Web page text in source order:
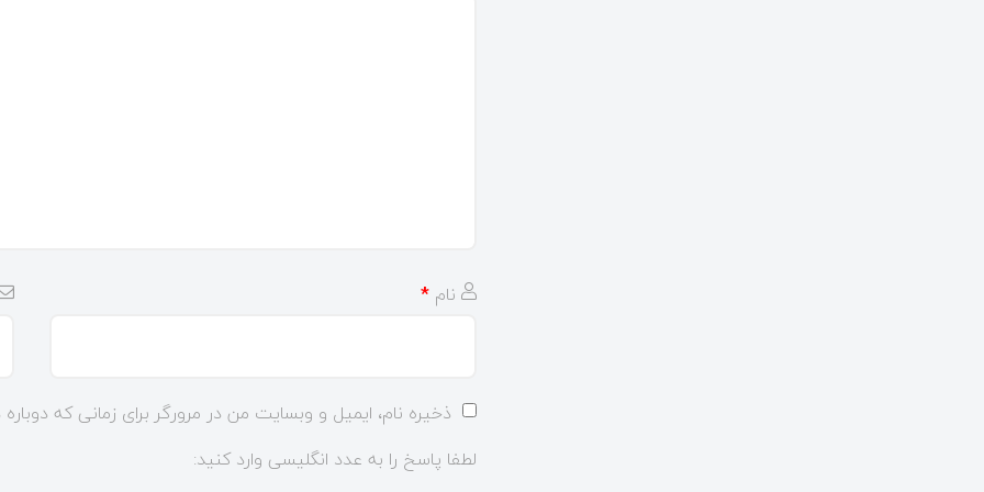
نام *
ذخیره نام، ایمیل و وبسایت من در مرورگر برای زمانی که
لطفا پاسخ را به عدد انگلیسی وارد کنید: